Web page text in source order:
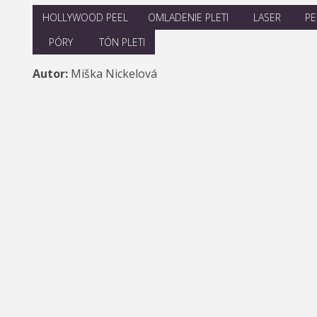
HOLLYWOOD PEEL OMLADENIE PLETI LASER
PÓRY
TÓN PLETI
Autor: Miška Nickelová